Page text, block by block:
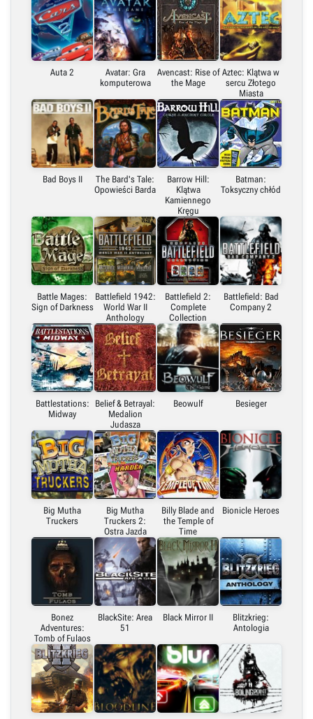
Auta 2
Avatar: Gra
komputerowa
Avencast: Rise of
the Mage
Aztec: Klątwa w
sercu Złotego
Miasta
Bad Boys II
The Bard's Tale:
Opowieści Barda
Barrow Hill:
Klątwa
Kamiennego
Kręgu
Batman:
Toksyczny chłód
Battle Mages:
Sign of Darkness
Battlefield 1942:
World War II
Anthology
Battlefield 2:
Complete
Collection
Battlefield: Bad
Company 2
Battlestations:
Midway
Belief & Betrayal:
Medalion
Judasza
Beowulf Besieger
Big Mutha
Truckers
Big Mutha
Truckers 2:
Ostra Jazda
Billy Blade and
the Temple of
Time
Bionicle Heroes
Bonez
Adventures:
Tomb of Fulaos
BlackSite: Area
51
Black Mirror II
Blitzkrieg:
Antologia